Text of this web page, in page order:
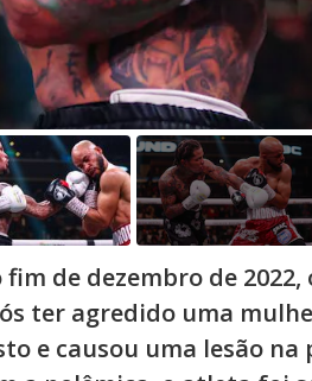
fim de dezembro de
ter agredido uma
e causou uma lesão